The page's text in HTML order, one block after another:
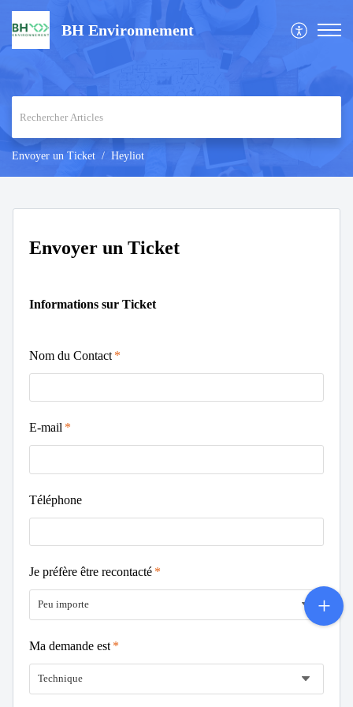
BH Environnement
Envoyer un Ticket Heyliot
Envoyer un Ticket
Informations sur Ticket
Nom du Contact
E-mail
Téléphone
Je préfère être recontacté
Peu importe
Ma demande est
Technique